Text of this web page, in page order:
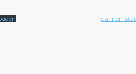
plannen-